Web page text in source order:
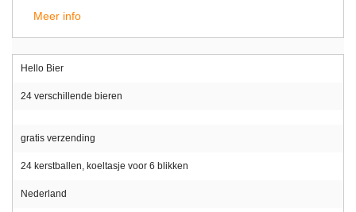
Meer info
Hello Bier
24 verschillende bieren
gratis verzending
24 kerstballen, koeltasje voor 6 blikken
Nederland